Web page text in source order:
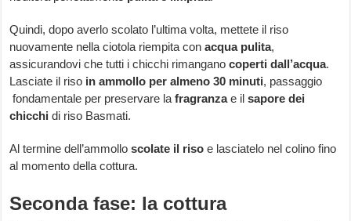
Quindi, dopo averlo scolato l’ultima volta, mettete il riso
nuovamente nella ciotola riempita conacqua pulita,
assicurandovi che tutti i chicchi rimanganocoperti dall’acqua.
Lasciate il riso in ammollo per almeno 30 minuti, passaggio
fondamentale per preservare lafragranzae ilsapore dei
chicchi di riso Basmati.
Al termine dell’ammolloscolate il riso e lasciatelo nel colino fino
al momento della cottura.
Seconda fase: la cottura